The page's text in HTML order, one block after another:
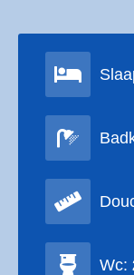
alle badkamers.
de stoffen en
afmetingen.
zorgvuldig
geselecteerdWc: